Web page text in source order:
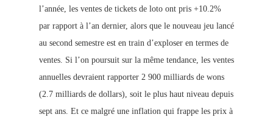
l’année, les ventes de tickets de loto ont pris +10.2%
par rapport à l’an dernier, alors que le nouveau jeu lancé
au second semestre est en train d’exploser en termes de
ventes. Si l’on poursuit sur la même tendance, les ventes
annuelles devraient rapporter 2 900 milliards de wons
(2.7 milliards de dollars), soit le plus haut niveau depuis
sept ans. Et ce malgré une inflation qui frappe les prix à